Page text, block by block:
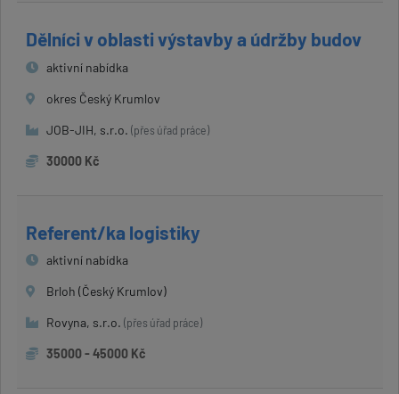
Dělníci v oblasti výstavby a údržby budov
aktivní nabídka
okres Český Krumlov
JOB-JIH, s.r.o. (přes úřad práce)
30000 Kč
Referent/ka logistiky
aktivní nabídka
Brloh (Český Krumlov)
Rovyna, s.r.o. (přes úřad práce)
35000 - 45000 Kč